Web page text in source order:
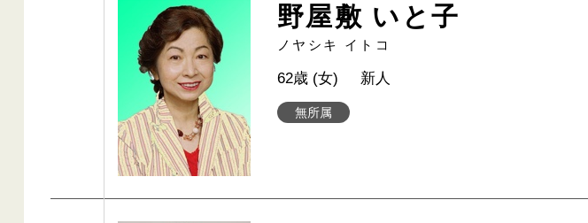
野屋敷 いと子
ノヤシキ イトコ
無所属
62歳 (女) 新人